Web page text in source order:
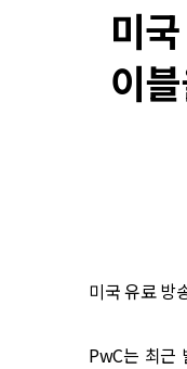
미
이
미국 유료 방
PwC는 최